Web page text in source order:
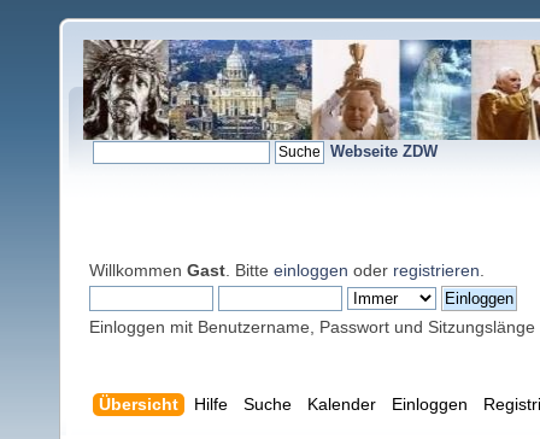
Webseite ZDW
Willkommen Gast . Bitte einloggen oder registrieren
Einloggen mit Benutzername, Passwort und Sitzungslänge
Übersicht Hilfe Suche Kalender Einloggen